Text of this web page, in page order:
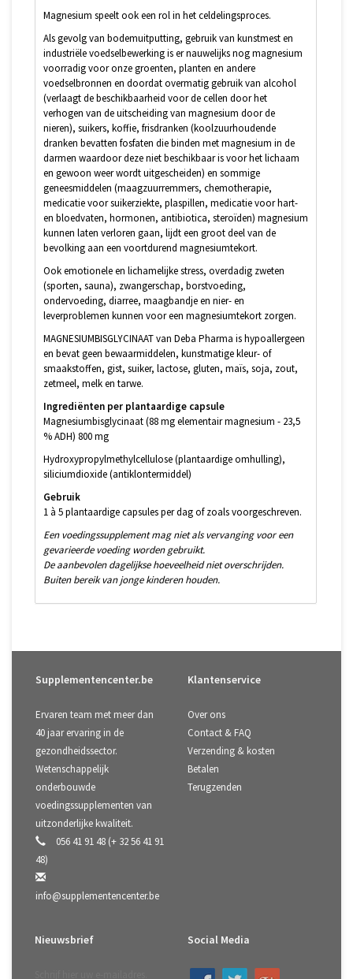
Magnesium speelt ook een rol in het celdelingsproces.
Als gevolg van bodemuitputting, gebruik van kunstmest en
industriële voedselbewerking is er nauwelijks nog magnesium
voorradig voor onze groenten, planten en andere
voedselbronnen en doordat overmatig gebruik van alcohol
(verlaagt de beschikbaarheid voor de cellen door het
verhogen van de uitscheiding van magnesium door de
nieren), suikers, koffie, frisdranken (koolzuurhoudende
dranken bevatten fosfaten die binden met magnesium in de
darmen waardoor deze niet beschikbaar is voor het lichaam
en gewoon weer wordt uitgescheiden) en sommige
geneesmiddelen (maagzuurremmers, chemotherapie,
medicatie voor suikerziekte, plaspillen, medicatie voor hart-
en bloedvaten, hormonen, antibiotica, steroïden) magnesium
kunnen laten verloren gaan, lijdt een groot deel van de
bevolking aan een voortdurend magnesiumtekort.
Ook emotionele en lichamelijke stress, overdadig zweten
(sporten, sauna), zwangerschap, borstvoeding,
ondervoeding, diarree, maagbandje en nier- en
leverproblemen kunnen voor een magnesiumtekort zorgen.
MAGNESIUMBISGLYCINAAT van Deba Pharma is hypoallergeen
en bevat geen bewaarmiddelen, kunstmatige kleur- of
smaakstoffen, gist, suiker, lactose, gluten, maïs, soja, zout,
zetmeel, melk en tarwe.
Ingrediënten per plantaardige capsule
Magnesiumbisglycinaat (88 mg elementair magnesium - 23,5
% ADH) 800 mg
Hydroxypropylmethylcellulose (plantaardige omhulling),
siliciumdioxide (antiklontermiddel)
Gebruik
1 à 5 plantaardige capsules per dag of zoals voorgeschreven.
Een voedingssupplement mag niet als vervanging voor een
gevarieerde voeding worden gebruikt.
De aanbevolen dagelijkse hoeveelheid niet overschrijden.
Buiten bereik van jonge kinderen houden.
Supplementencenter.be
Ervaren team met meer dan
40 jaar ervaring in de
gezondheidssector.
Wetenschappelijk
onderbouwde
voedingssupplementen van
uitzonderlijke kwaliteit.
056 41 91 48 (+ 32 56 41 91
48)
info@supplementencenter.be
Klantenservice
Over ons
Contact & FAQ
Verzending & kosten
Betalen
Terugzenden
Nieuwsbrief Social Media